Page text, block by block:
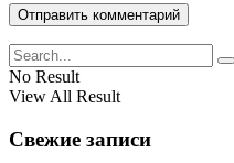
No Result
View All Result
Свежие записи